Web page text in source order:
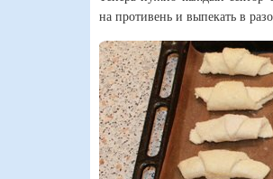
на противень и выпекать в